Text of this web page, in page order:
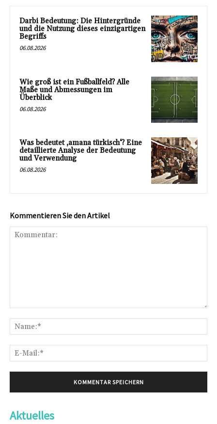
Darbi Bedeutung: Die Hintergründe
und die Nutzung dieses einzigartigen
Begriffs
06.08.2026
Wie groß ist ein Fußballfeld? Alle
Maße und Abmessungen im
Überblick
06.08.2026
Was bedeutet ‚amana türkisch‘? Eine
detaillierte Analyse der Bedeutung
und Verwendung
06.08.2026
Kommentieren Sie den Artikel
Aktuelles